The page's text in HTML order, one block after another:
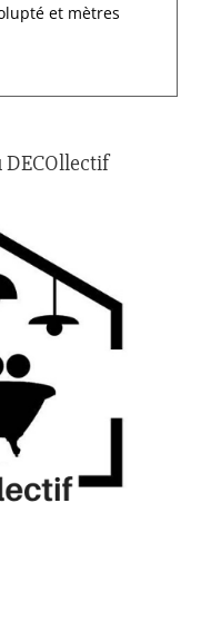
et mètres
DECOllectif